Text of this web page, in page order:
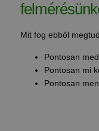
Mit fog ebből
Pontosan
Pontosan mi
Pontosan